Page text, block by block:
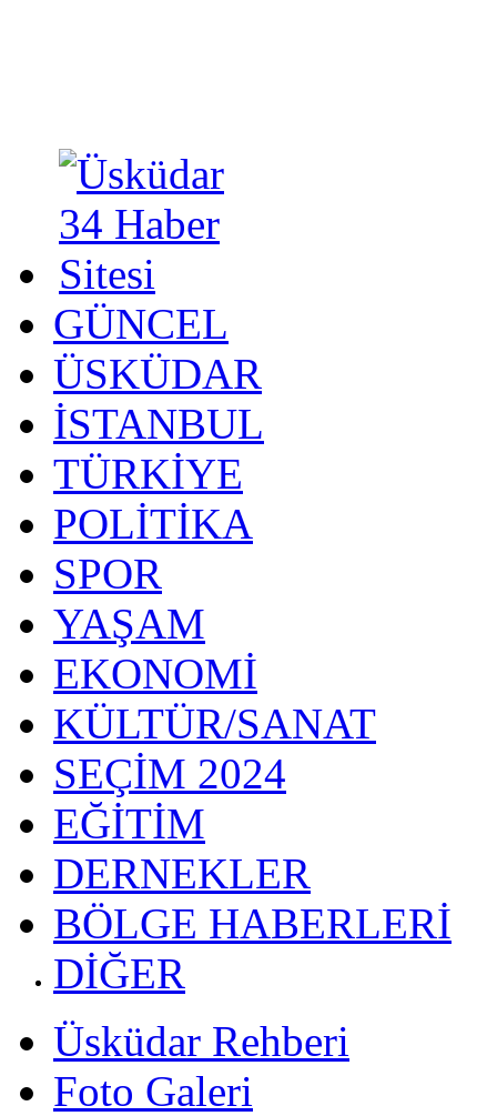
GÜNCEL
ÜSKÜDAR
İSTANBUL
TÜRKİYE
POLİTİKA
SPOR
YAŞAM
EKONOMİ
KÜLTÜR/SANAT
SEÇİM 2024
EĞİTİM
DERNEKLER
BÖLGE HABERLERİ
DİĞER
Üsküdar Rehberi
Foto Galeri